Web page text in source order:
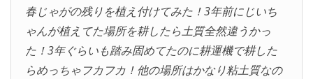
春じゃがの残りを植え付けてみた！3年前にじいち
ゃんが植えてた場所を耕したら土質全然違うかっ
た！3年ぐらいも踏み固めてたのに耕運機で耕した
らめっちゃフカフカ！他の場所はかなり粘土質なの